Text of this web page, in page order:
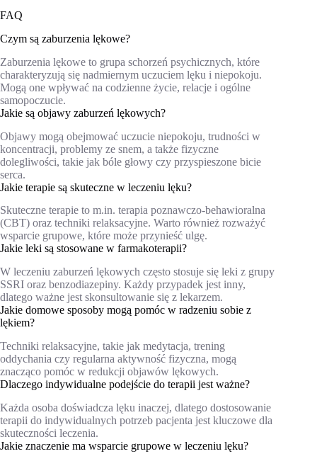
FAQ
Czym są zaburzenia lękowe?
Zaburzenia lękowe to grupa schorzeń psychicznych, które
charakteryzują się nadmiernym uczuciem lęku i niepokoju.
Mogą one wpływać na codzienne życie, relacje i ogólne
samopoczucie.
Jakie są objawy zaburzeń lękowych?
Objawy mogą obejmować uczucie niepokoju, trudności w
koncentracji, problemy ze snem, a także fizyczne
dolegliwości, takie jak bóle głowy czy przyspieszone bicie
serca.
Jakie terapie są skuteczne w leczeniu lęku?
Skuteczne terapie to m.in. terapia poznawczo-behawioralna
(CBT) oraz techniki relaksacyjne. Warto również rozważyć
wsparcie grupowe, które może przynieść ulgę.
Jakie leki są stosowane w farmakoterapii?
W leczeniu zaburzeń lękowych często stosuje się leki z grupy
SSRI oraz benzodiazepiny. Każdy przypadek jest inny,
dlatego ważne jest skonsultowanie się z lekarzem.
Jakie domowe sposoby mogą pomóc w radzeniu sobie z
lękiem?
Techniki relaksacyjne, takie jak medytacja, trening
oddychania czy regularna aktywność fizyczna, mogą
znacząco pomóc w redukcji objawów lękowych.
Dlaczego indywidualne podejście do terapii jest ważne?
Każda osoba doświadcza lęku inaczej, dlatego dostosowanie
terapii do indywidualnych potrzeb pacjenta jest kluczowe dla
skuteczności leczenia.
Jakie znaczenie ma wsparcie grupowe w leczeniu lęku?